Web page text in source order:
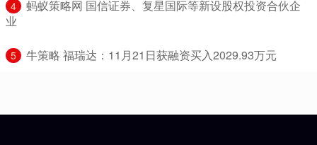
4
​蚂蚁策略网 国信证券、复星国际等新设股权投资合伙企
业
5 ​牛策略 福瑞达：11月21日获融资买入2029.93万元